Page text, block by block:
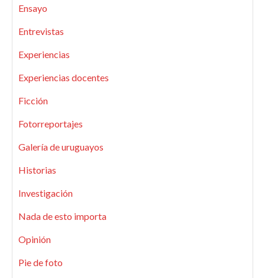
Ensayo
Entrevistas
Experiencias
Experiencias docentes
Ficción
Fotorreportajes
Galería de uruguayos
Historias
Investigación
Nada de esto importa
Opinión
Pie de foto